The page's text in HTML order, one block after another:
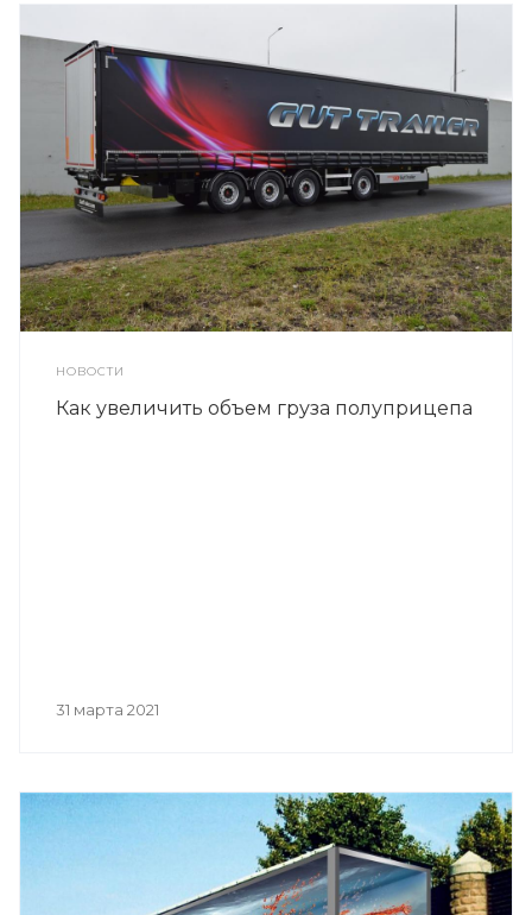
НОВОСТИ
Как увеличить объем груза полуприцепа
31 марта 2021